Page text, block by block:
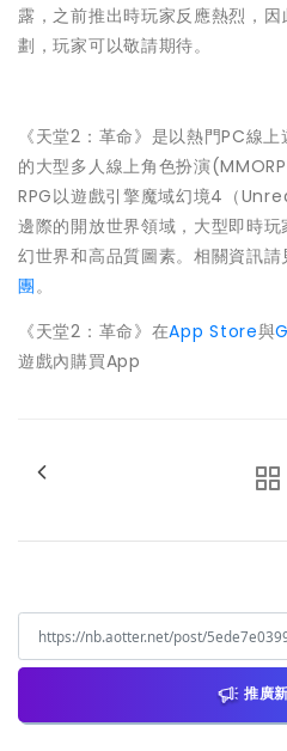
露，之前推出時玩家反應熱烈，
劃，玩家可以敬請期待。
《天堂2：革命》是以熱門PC線
的大型多人線上角色扮演
RPG以遊戲引擎魔域幻境4（
邊際的開放世界領域，大型即時玩
幻世界和高品質圖素。相關資訊請
團。
《天堂2：革命》在App Store與
遊戲內購買App
推廣